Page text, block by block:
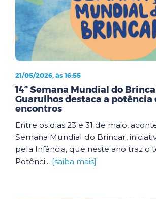
21/05/2026, às 16:55
14ª Semana Mundial do
Guarulhos destaca a potência
encontros
Entre os dias 23 e 31 de maio,
Semana Mundial do Brincar,
pela Infância, que neste ano traz o
Potênci... [saiba mais]